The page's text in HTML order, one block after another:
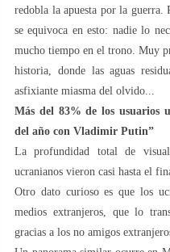
redobla la apuesta por la guerra.
se equivoca en esto: nadie lo
mucho tiempo en el trono. Muy
historia, donde las aguas
asfixiante miasma del olvido...
Más del 83% de los usuarios
del año con Vladimir Putin”
La profundidad total de
ucranianos vieron casi hasta el
Otro dato curioso es que los
medios extranjeros, que lo
gracias a los no amigos